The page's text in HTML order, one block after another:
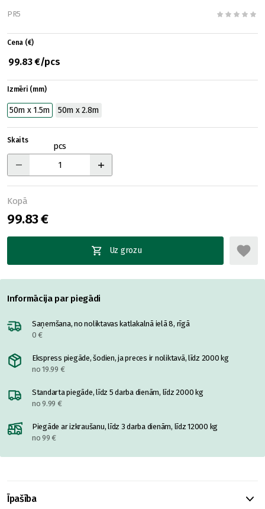
PR5
Cena (€)
99.83 €/pcs
Izmēri (mm)
50m x 1.5m 50m x 2.8m
Skaits
pcs
Kopā
99.83 €
Uz grozu
Informācija par piegādi
Saņemšana, no noliktavas katlakalnā ielā 8, rīgā
0 €
Ekspress piegāde, šodien, ja preces ir noliktavā, līdz 2000 kg
no 19.99 €
Standarta piegāde, līdz 5 darba dienām, līdz 2000 kg
no 9.99 €
Piegāde ar izkraušanu, līdz 3 darba dienām, līdz 12000 kg
no 99 €
Īpašība